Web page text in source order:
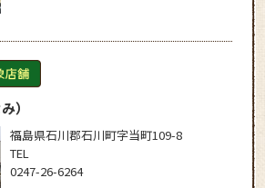
）
福島県石川郡石川町字当町109-8
TEL
0247-26-6264